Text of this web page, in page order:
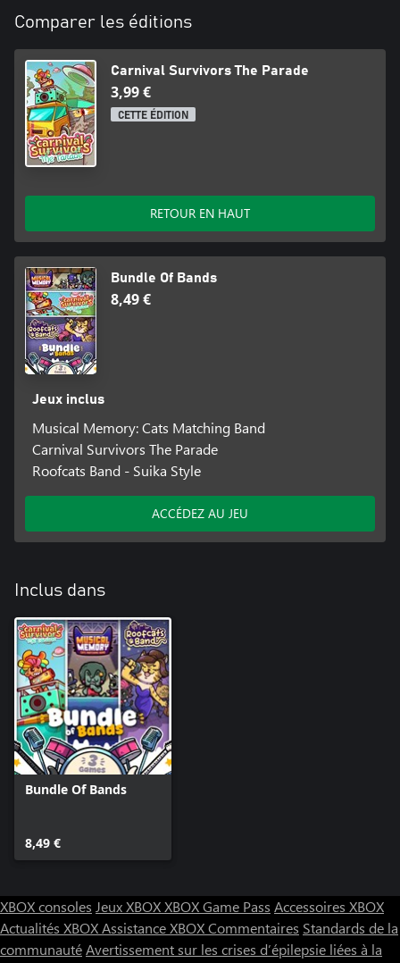
Comparer les éditions
Carnival Survivors The Parade
3,99 €
CETTE ÉDITION
RETOUR EN HAUT
Bundle Of Bands
8,49 €
Jeux inclus
Musical Memory: Cats Matching Band
Carnival Survivors The Parade
Roofcats Band - Suika Style
ACCÉDEZ AU JEU
Inclus dans
Bundle Of Bands
8,49 €
XBOX consoles Jeux XBOXXBOX Game Pass Accessoires XBOX
Actualités XBOXAssistance XBOXCommentaires Standards de la
communautéAvertissement sur les crises d’épilepsie liées à la